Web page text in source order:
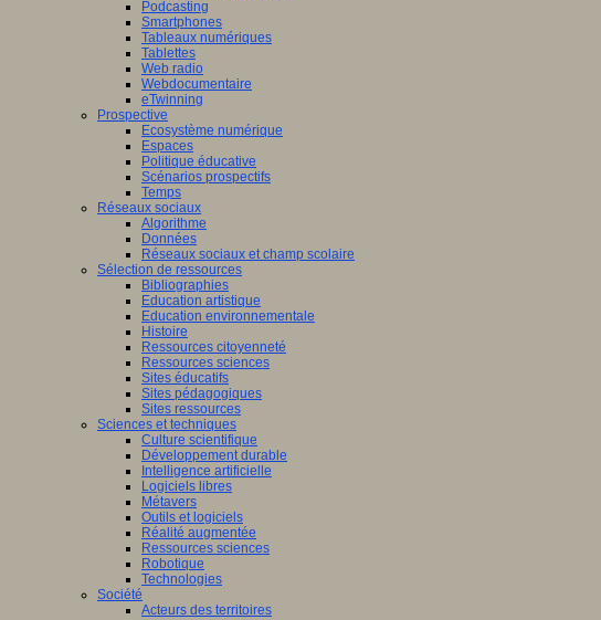
Podcasting
Smartphones
Tableaux numériques
Tablettes
Web radio
Webdocumentaire
eTwinning
Prospective
Ecosystème numérique
Espaces
Politique éducative
Scénarios prospectifs
Temps
Réseaux sociaux
Algorithme
Données
Réseaux sociaux et champ scolaire
Sélection de ressources
Bibliographies
Education artistique
Education environnementale
Histoire
Ressources citoyenneté
Ressources sciences
Sites éducatifs
Sites pédagogiques
Sites ressources
Sciences et techniques
Culture scientifique
Développement durable
Intelligence artificielle
Logiciels libres
Métavers
Outils et logiciels
Réalité augmentée
Ressources sciences
Robotique
Technologies
Société
Acteurs des territoires